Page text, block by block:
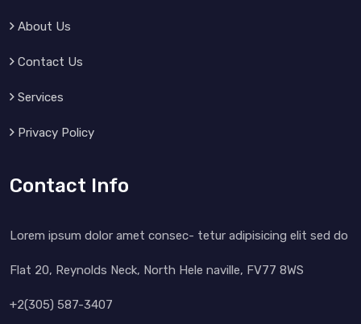
About Us
Contact Us
Services
Privacy Policy
Contact Info
Lorem ipsum dolor amet consec- tetur adipisicing elit sed do
Flat 20, Reynolds Neck, North Hele naville, FV77 8WS
+2(305) 587-3407